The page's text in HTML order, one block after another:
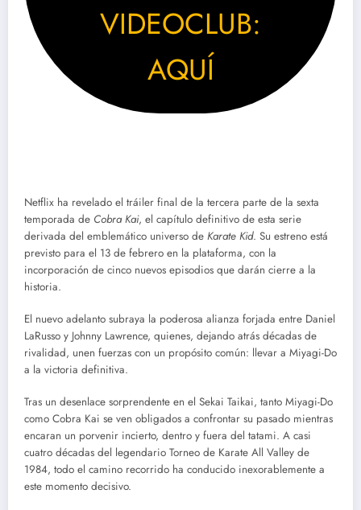
VIDEOCLUB:
AQUÍ
Netflix ha revelado el tráiler final de la tercera parte de la sexta
temporada de Cobra Kai, el capítulo definitivo de esta serie
derivada del emblemático universo de Karate Kid. Su estreno está
previsto para el 13 de febrero en la plataforma, con la
incorporación de cinco nuevos episodios que darán cierre a la
historia.
El nuevo adelanto subraya la poderosa alianza forjada entre Daniel
LaRusso y Johnny Lawrence, quienes, dejando atrás décadas de
rivalidad, unen fuerzas con un propósito común: llevar a Miyagi-Do
a la victoria definitiva.
Tras un desenlace sorprendente en el Sekai Taikai, tanto Miyagi-Do
como Cobra Kai se ven obligados a confrontar su pasado mientras
encaran un porvenir incierto, dentro y fuera del tatami. A casi
cuatro décadas del legendario Torneo de Karate All Valley de
1984, todo el camino recorrido ha conducido inexorablemente a
este momento decisivo.